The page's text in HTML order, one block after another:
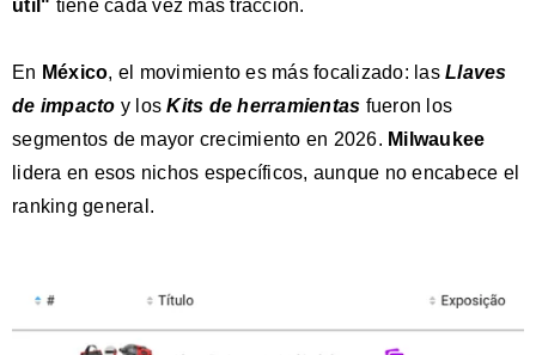
útil" tiene cada vez más tracción.
En México, el movimiento es más focalizado: las Llaves
de impacto y losKits de herramientas fueron los
segmentos de mayor crecimiento en 2026. Milwaukee
lidera en esos nichos específicos, aunque no encabece el
ranking general.